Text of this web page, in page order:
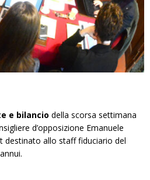
e bilancio della scorsa settimana
d’opposizione Emanuele
destinato allo staff fiduciario del